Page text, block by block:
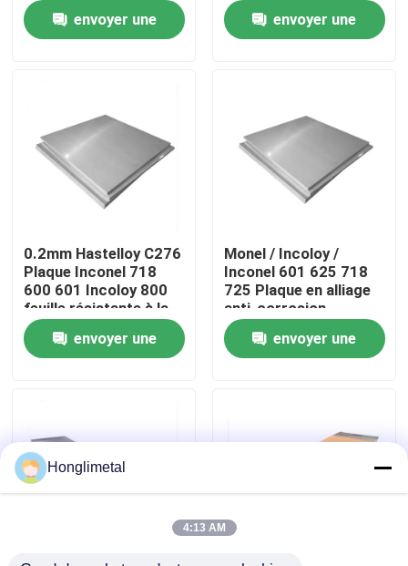
Maison
Vidéos
Au sujet de nous
Visite d'usine
Contrôle de qualité
Nouvelles
Cas
envoyer une
envoyer une
0.2mm Hastelloy C276
Plaque Inconel 718
600 601 Incoloy 800
feuille résistante à la
chaleur
envoyer une
Monel / Incoloy /
Inconel 601 625 718
725 Plaque en alliage
anti-corrosion
envoyer une
Honglimetal
4:13 AM